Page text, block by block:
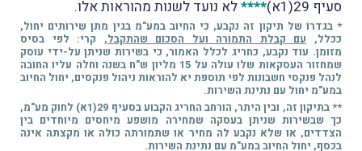
סעיף 29(1א) ****לא נועד לשנות מהוראות אלו.
* בגדרוֹ של תיקון זה נקבע, כי החיוב במע"מ בגין מתן שירותים יחול,
ככלל, עם קבלת התמורה ועל הסכום שהתקבל, קרי: לפי בסיס
מזומן. עוד נקבע, כחריג לכלל האמור, כי בשירות שניתן על-ידי עוסק
שמחזור העסקאות שלו עולה על 15 מליון ש"ח בשנה וחלה עליו החובה
לנהל פנקסי חשבונות לפי תוספת יא להוראות ניהול פנקסים, יחול החיוב
במע"מ יחול עם נתינת השירות.
** בתיקון זה, ובין היתר, הורחב החריג הקבוע בסעיף 29(1א) לחוק מע"מ,
כך שבשירות שניתן בעסקה שמחירה מושפע מיחסים מיוחדים בין
הצדדים, או שלא נקבע לה מחיר או שתמורתה כולה או מקצתה אינה
בכסף, יחול החיוב במע"מ עם נתינת השירות.